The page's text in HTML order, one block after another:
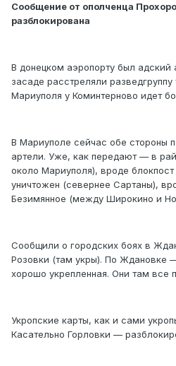
Сообщение от ополченца
разблокирована
В донецком аэропорту был
засаде расстреляли
Мариуполя у Коминтерново идет
В Мариуполе сейчас обе стороны
артели. Уже, как передают — в
около Мариуполя), вроде
уничтожен (севернее Сартаны),
Безимянное (между Широкино и
Сообщили о городских боях в
Розовки (там укры). По Ждановке
хорошо укрепленная. Они там все
Укропские карты, как и сами
Касательно Горловки —